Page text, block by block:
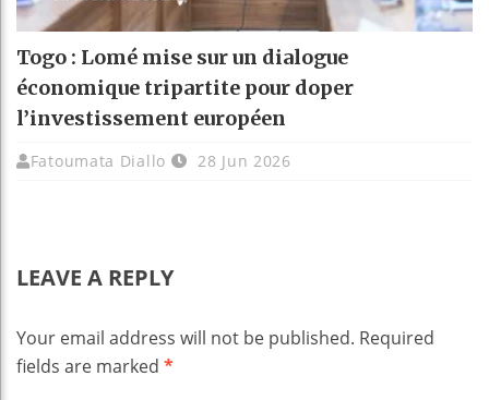
Togo : Lomé mise sur un dialogue
économique tripartite pour doper
l’investissement européen
Fatoumata Diallo 28 Jun 2026
LEAVE A REPLY
Your email address will not be published. Required
fields are marked *